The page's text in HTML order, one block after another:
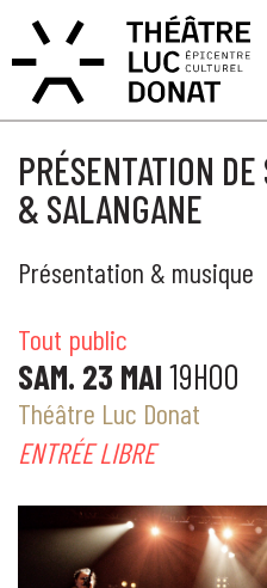
PRÉSENTATION DE
& SALANGANE
Présentation & musique
Tout public
SAM. 23 MAI 19H00
Théâtre Luc Donat
ENTRÉE LIBRE